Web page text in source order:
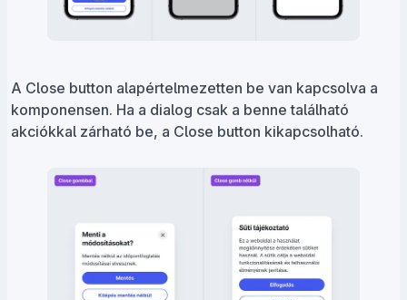
A Close button alapértelmezetten be van kapcsolva a
komponensen. Ha a dialog csak a benne található
akciókkal zárható be, a Close button kikapcsolható.